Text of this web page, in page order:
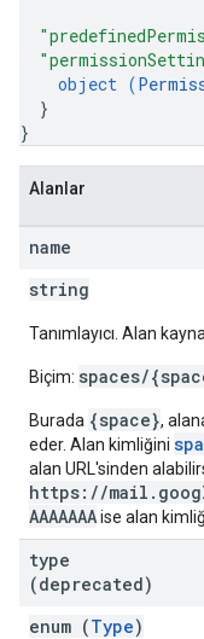
object (
}
}
Alanlar
name
string
Tanımlayıcı. Alan
Biçim: spaces/
Burada {space},
eder. Alan kimliğini
alan URL'sinden
https://
AAAAAAAise alan
type
(deprecated)
enum (Type)